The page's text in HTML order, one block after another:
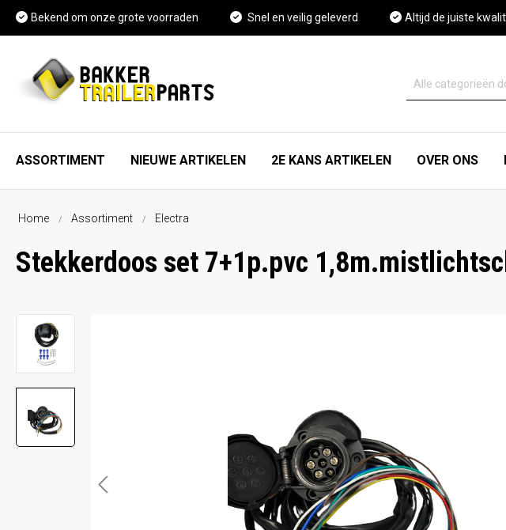
Bekend om onze grote voorraden Snel en veilig geleverd Altijd de juiste
ASSORTIMENT NIEUWE ARTIKELEN 2E KANS ARTIKELEN OVER ONS
As, wiel en rem onderdelen
Spatschermen
Koppelingen en toebehoren
Anti-diefstal
Electra
FAQ
Vacature Magazijnmedewerker
Home Assortiment Electra
Stekkerdoos set 7+1p.pvc